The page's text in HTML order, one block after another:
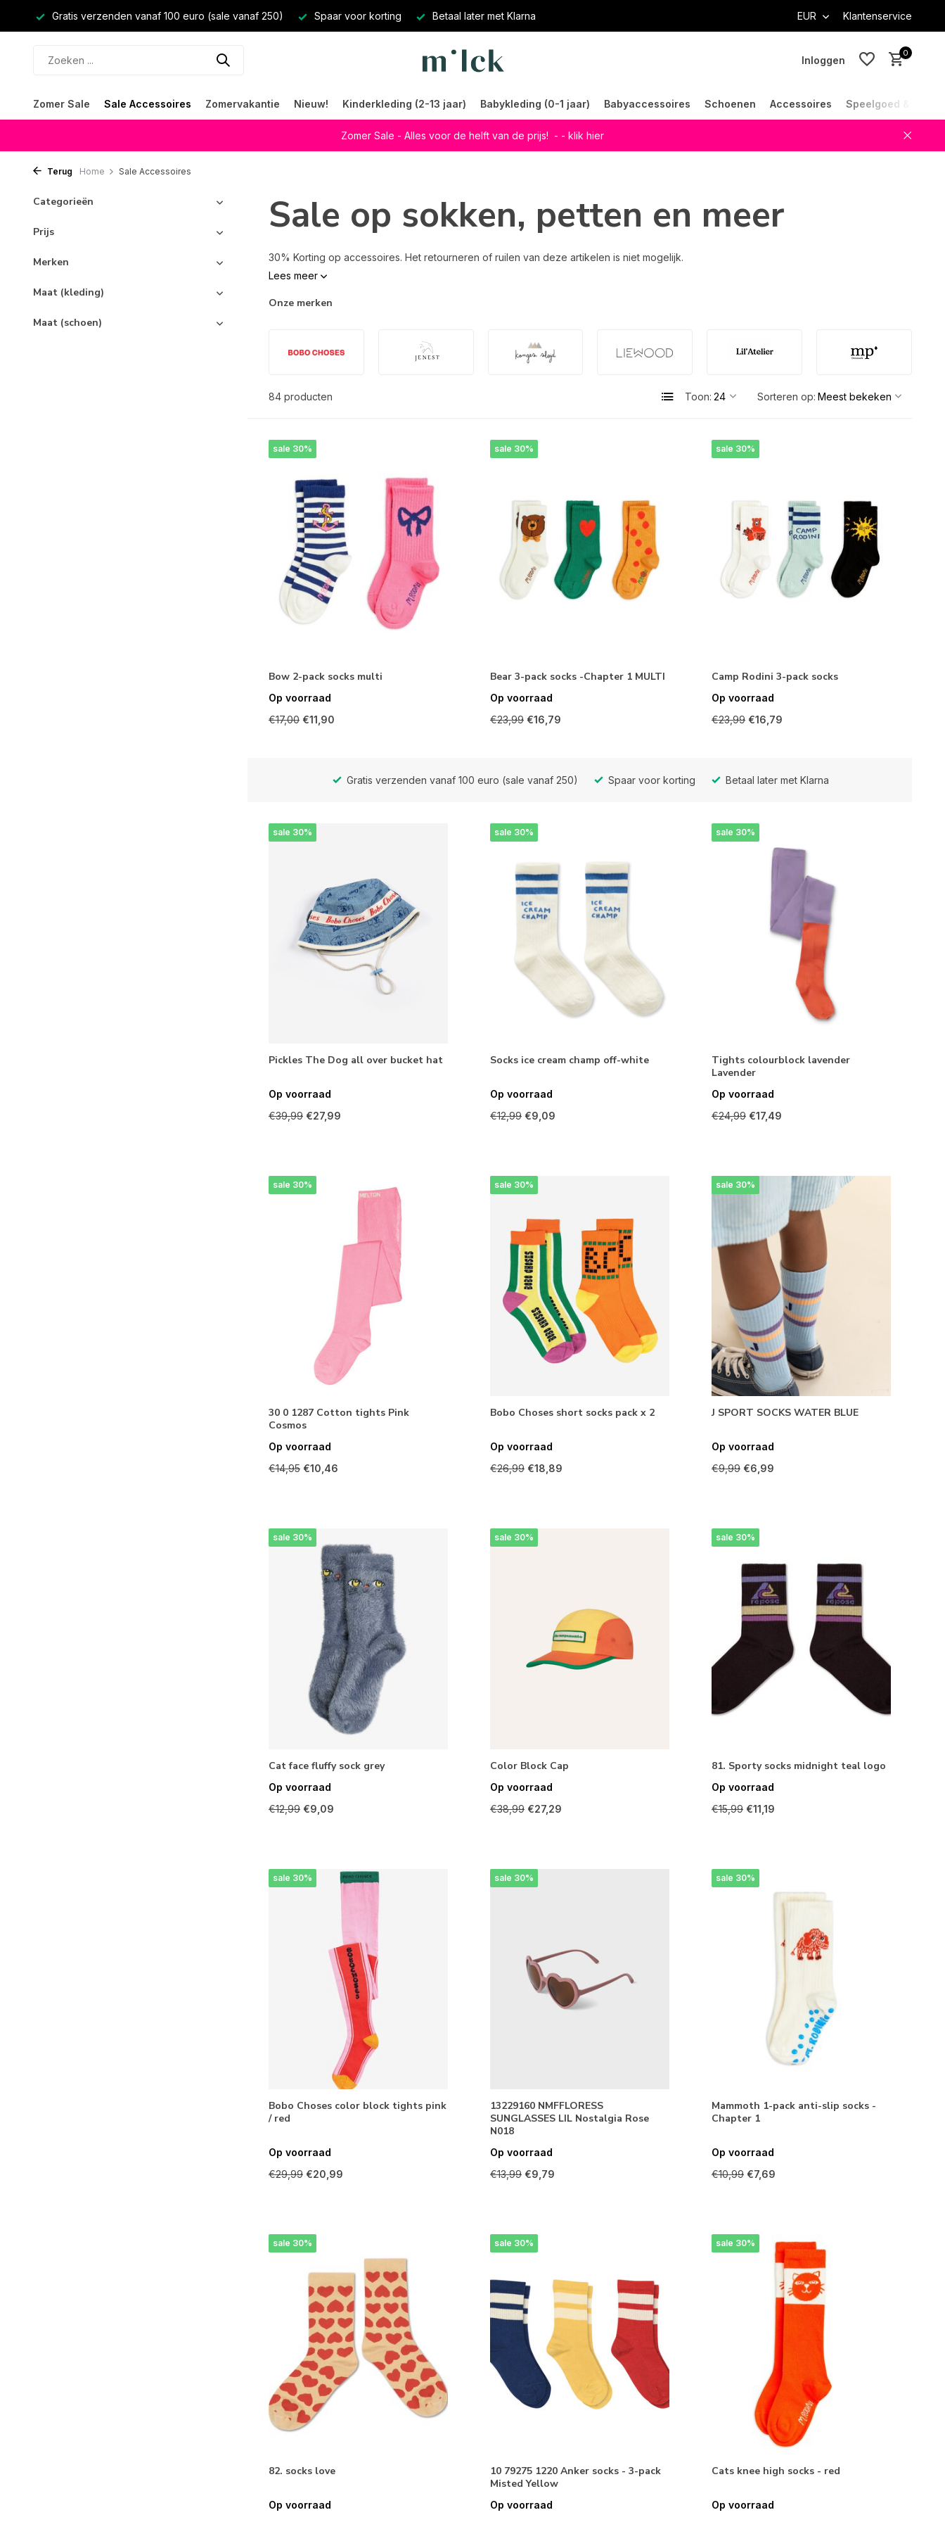
Gratis verzenden vanaf 100 euro (sale vanaf 250) Spaar voor korting Betaal later met Klarna EUR Klantenservice
Inloggen
0
Zomer Sale Sale Accessoires Zomervakantie Nieuw! Kinderkleding (2-13 jaar) Babykleding (0-1 jaar) Babyaccessoires Schoenen Accessoires Speelgoed &
Zomer Sale - Alles voor de helft van de prijs! - - klik hier
Terug Home Sale Accessoires
Categorieën
Prijs
Merken
Maat (kleding)
Maat (schoen)
Sale op sokken, petten en meer
30% Korting op accessoires. Het retourneren of ruilen van deze artikelen is niet mogelijk.
Lees meer
Onze merken
84 producten Toon: Sorteren op:
sale 30%
Bow 2-pack socks multi
Op voorraad
€17,00 €11,90
sale 30%
Bear 3-pack socks -Chapter 1 MULTI
Op voorraad
€23,99 €16,79
sale 30%
Camp Rodini 3-pack socks
Op voorraad
€23,99 €16,79
Gratis verzenden vanaf 100 euro (sale vanaf 250) Spaar voor korting Betaal later met Klarna
sale 30%
Pickles The Dog all over bucket hat
Op voorraad
€39,99 €27,99
sale 30%
Socks ice cream champ off-white
Op voorraad
€12,99 €9,09
sale 30%
Tights colourblock lavender
Lavender
Op voorraad
€24,99 €17,49
sale 30%
30 0 1287 Cotton tights Pink
Cosmos
Op voorraad
€14,95 €10,46
sale 30%
Bobo Choses short socks pack x 2
Op voorraad
€26,99 €18,89
sale 30%
J SPORT SOCKS WATER BLUE
Op voorraad
€9,99 €6,99
sale 30%
Cat face fluffy sock grey
Op voorraad
€12,99 €9,09
sale 30%
Color Block Cap
Op voorraad
€38,99 €27,29
sale 30%
81. Sporty socks midnight teal logo
Op voorraad
€15,99 €11,19
sale 30%
Bobo Choses color block tights pink
/ red
Op voorraad
€29,99 €20,99
sale 30%
13229160 NMFFLORESS
SUNGLASSES LIL Nostalgia Rose
N018
Op voorraad
€13,99 €9,79
sale 30%
Mammoth 1-pack anti-slip socks -
Chapter 1
Op voorraad
€10,99 €7,69
sale 30%
82. socks love
Op voorraad
sale 30%
10 79275 1220 Anker socks - 3-pack
Misted Yellow
Op voorraad
sale 30%
Cats knee high socks - red
Op voorraad